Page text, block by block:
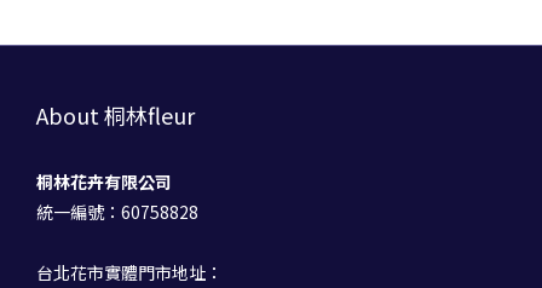
About 桐林fleur
桐林花卉有限公司
統一編號：60758828
台北花市實體門市地址：